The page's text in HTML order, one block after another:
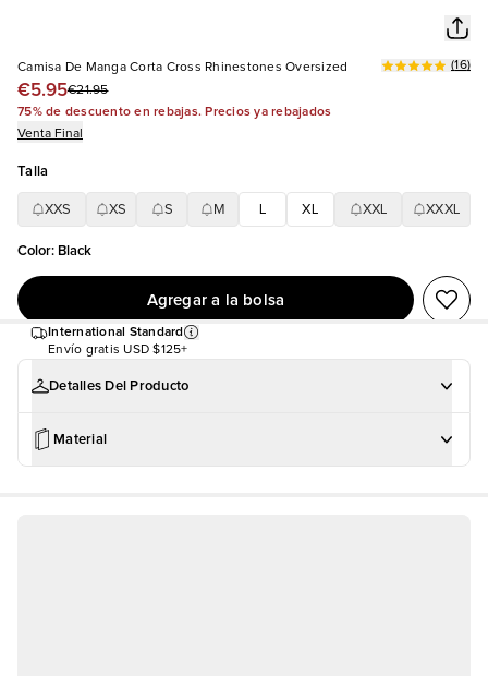
Camisa De Manga Corta Cross Rhinestones Oversized
€5.95€21.95
(16)
75% de descuento en rebajas. Precios ya rebajados
Venta Final
Talla
XXS XS S M XL XXL XXXL
Color: Black
Agregar a la bolsa
International Standard
Envío gratis USD $125+
Detalles Del Producto
Material